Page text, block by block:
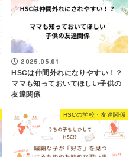
2025.05.01
HSCは仲間外れになりやすい！？
ママも知っておいてほしい子供の
友達関係
HSCの学校・友達関係